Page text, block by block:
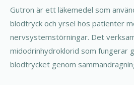
Gutron är ett läkemedel som
blodtryck och yrsel hos patienter
nervsystemstörningar. Det
midodrinhydroklorid som fungerar
blodtrycket genom